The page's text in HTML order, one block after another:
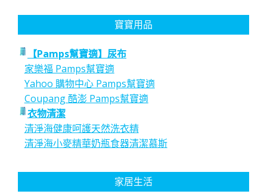
寶寶用品
【Pamps幫寶適】尿布
家樂福 Pamps幫寶適
Yahoo 購物中心 Pamps幫寶適
Coupang 酷澎 Pamps幫寶適
衣物清潔
清淨海健康呵護天然洗衣精
清淨海小麥精華奶瓶食器清潔慕斯
家居生活